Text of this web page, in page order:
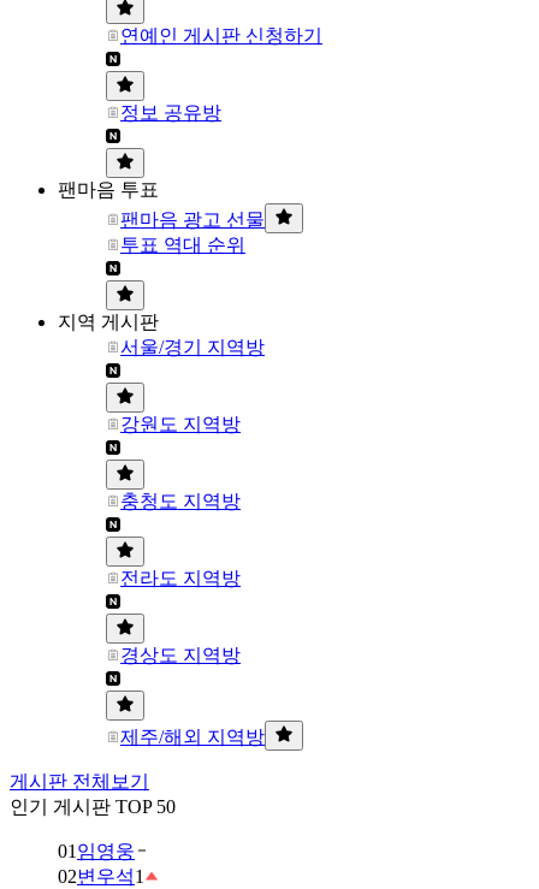
연예인 게시판 신청하기
정보 공유방
팬마음 투표
팬마음 광고 선물
투표 역대 순위
지역 게시판
서울/경기 지역방
강원도 지역방
충청도 지역방
전라도 지역방
경상도 지역방
제주/해외 지역방
게시판 전체보기
인기 게시판 TOP 50
01 임영웅
02변우석1